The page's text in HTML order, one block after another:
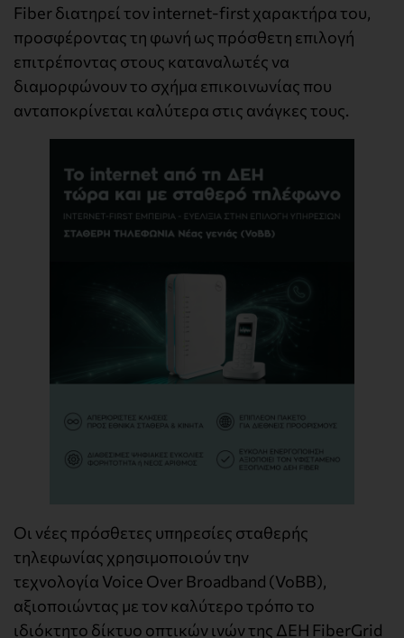
Fiber διατηρεί τον internet-first χαρακτήρα του,
προσφέροντας τη φωνή ως πρόσθετη επιλογή
επιτρέποντας στους καταναλωτές να
διαμορφώνουν το σχήμα επικοινωνίας που
ανταποκρίνεται καλύτερα στις ανάγκες τους.
Οι νέες πρόσθετες υπηρεσίες σταθερής
τηλεφωνίας χρησιμοποιούν την
τεχνολογία Voice Over Broadband (VoBB),
αξιοποιώντας με τον καλύτερο τρόπο το
ιδιόκτητο δίκτυο οπτικών ινών της ΔΕΗ FiberGrid